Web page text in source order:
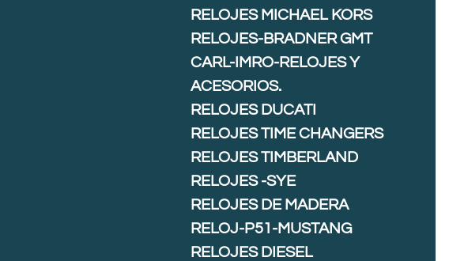
RELOJES MICHAEL KORS
RELOJES-BRADNER GMT
CARL-IMRO-RELOJES Y
ACESORIOS.
RELOJES DUCATI
RELOJES TIME CHANGERS
RELOJES TIMBERLAND
RELOJES -SYE
RELOJES DE MADERA
RELOJ-P51-MUSTANG
RELOJES DIESEL